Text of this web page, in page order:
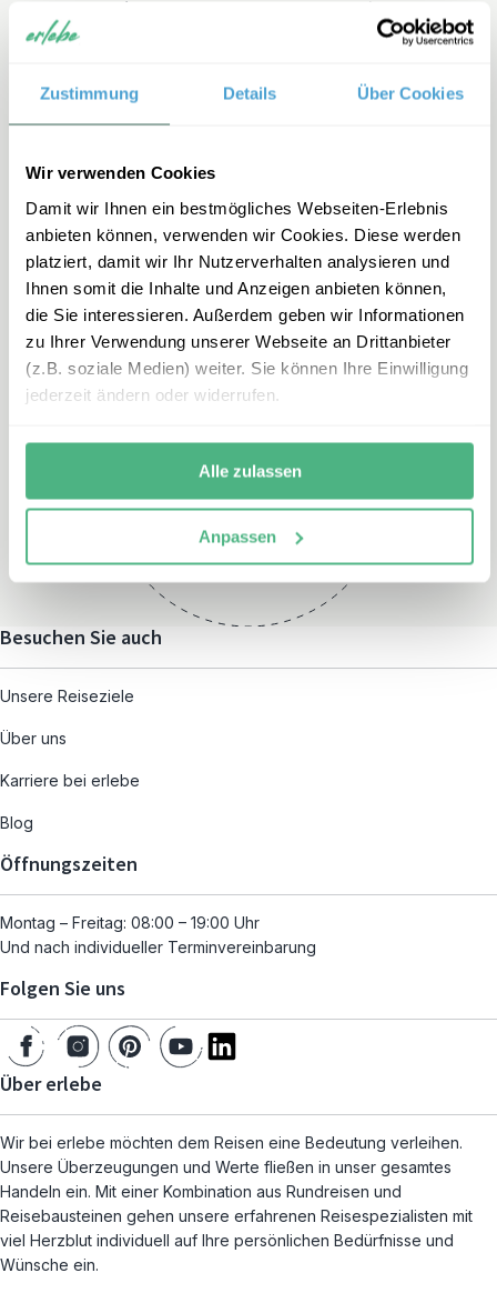
Zustimmung Details Über Cookies
Wir verwenden Cookies
Damit wir Ihnen ein bestmögliches Webseiten-Erlebnis
anbieten können, verwenden wir Cookies. Diese werden
platziert, damit wir Ihr Nutzerverhalten analysieren und
Ihnen somit die Inhalte und Anzeigen anbieten können,
die Sie interessieren. Außerdem geben wir Informationen
zu Ihrer Verwendung unserer Webseite an Drittanbieter
(z.B. soziale Medien) weiter. Sie können Ihre Einwilligung
jederzeit ändern oder widerrufen.
Alle zulassen
Anpassen
E-Mail
usa-familienreisen@erlebe.d
e
Montag – Freitag:
und nach individueller
Terminvereinbarung
Besuchen Sie auch
Unsere Reiseziele
Über uns
Karriere bei erlebe
Blog
Öffnungszeiten
Montag – Freitag: 08:00 – 19:00 Uhr
Und nach individueller Terminvereinbarung
Folgen Sie uns
Über erlebe
Wir bei erlebe möchten dem Reisen eine Bedeutung verleihen.
Unsere Überzeugungen und Werte fließen in unser gesamtes
Handeln ein. Mit einer Kombination aus Rundreisen und
Reisebausteinen gehen unsere erfahrenen Reisespezialisten mit
viel Herzblut individuell auf Ihre persönlichen Bedürfnisse und
Wünsche ein.